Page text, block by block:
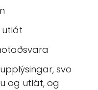
utlát
svo
og utlát, og